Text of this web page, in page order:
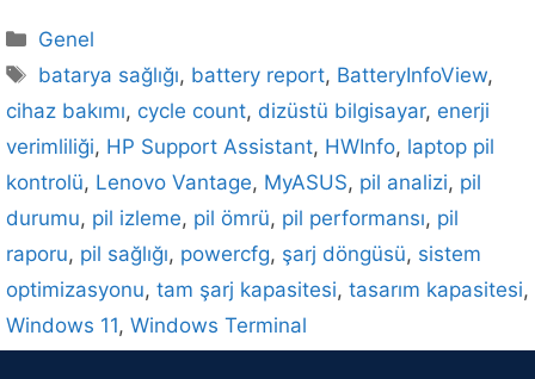
Kategoriler
Genel
Etiketler
batarya sağlığı, battery report, BatteryInfoView,
cihaz bakımı, cycle count, dizüstü bilgisayar, enerji
verimliliği, HP Support Assistant, HWInfo, laptop pil
kontrolü, Lenovo Vantage, MyASUS, pil analizi, pil
durumu, pil izleme, pil ömrü, pil performansı, pil
raporu, pil sağlığı, powercfg, şarj döngüsü, sistem
optimizasyonu, tam şarj kapasitesi, tasarım kapasitesi,
Windows 11, Windows Terminal